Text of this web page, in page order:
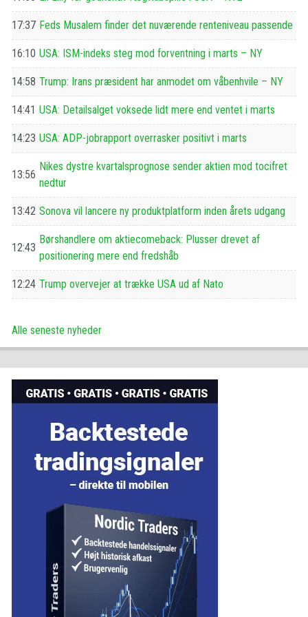
17:37 Feds Musalem finder det nuværende renteniveau passende
16:10 USA: ISM-indeks steg mod forventning i marts – NY
14:58 Trump: Irans præsident har anmodet om våbenhvile – NY
14:41 USA: Detailsalget voksede lidt mere end ventet i marts
14:23 USA: ADP-jobrapport overrasker positivt i marts
13:56
Nikes dystre kvartalsprognose sender aktien mod tocifret
nedtur
13:42 Sonova vil lancere ny produktplatform inden årets udgang
12:43
Børshandlere om aktiecomeback: Plusser drevet af
positionering mere end fredshåb
12:24 Trump overvejer at trække USA ud af Nato
Alle seneste nyheder